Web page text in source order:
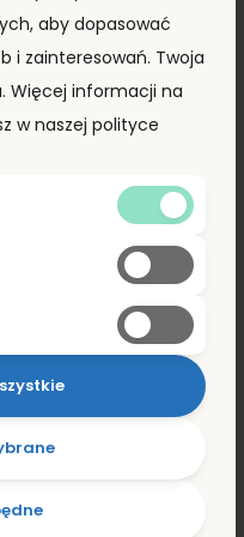
CIMU2581030
aby dopasować
i zainteresowań. Twoja
Więcej informacji na
w naszej polityce